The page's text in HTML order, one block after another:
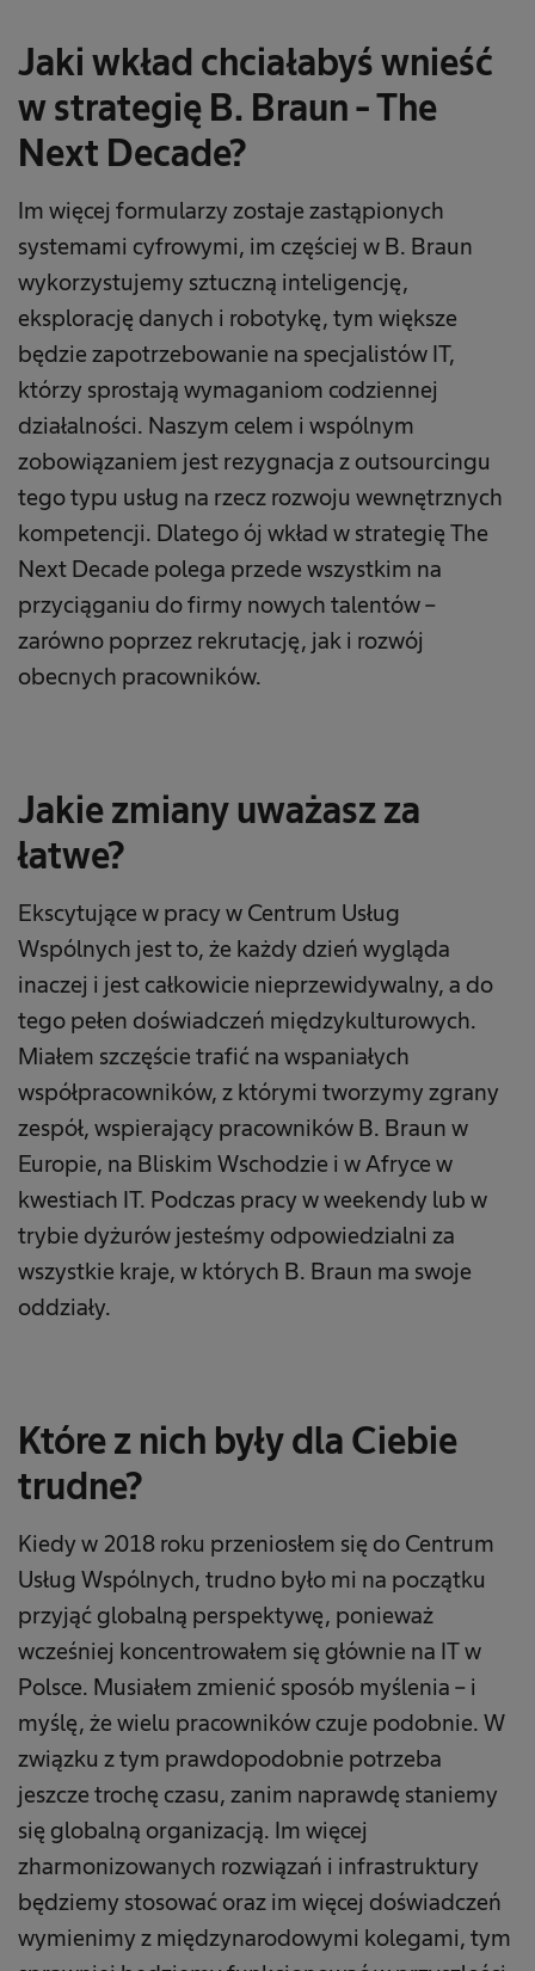
Jaki wkład chciałabyś wnieść
w strategię B. Braun - The
Next Decade?
Im więcej formularzy zostaje zastąpionych
systemami cyfrowymi, im częściej w B. Braun
wykorzystujemy sztuczną inteligencję,
eksplorację danych i robotykę, tym większe
będzie zapotrzebowanie na specjalistów IT,
którzy sprostają wymaganiom codziennej
działalności. Naszym celem i wspólnym
zobowiązaniem jest rezygnacja z outsourcingu
tego typu usług na rzecz rozwoju wewnętrznych
kompetencji. Dlatego ój wkład w strategię The
Next Decade polega przede wszystkim na
przyciąganiu do firmy nowych talentów –
zarówno poprzez rekrutację, jak i rozwój
obecnych pracowników.
Jakie zmiany uważasz za
łatwe?
Ekscytujące w pracy w Centrum Usług
Wspólnych jest to, że każdy dzień wygląda
inaczej i jest całkowicie nieprzewidywalny, a do
tego pełen doświadczeń międzykulturowych.
Miałem szczęście trafić na wspaniałych
współpracowników, z którymi tworzymy zgrany
zespół, wspierający pracowników B. Braun w
Europie, na Bliskim Wschodzie i w Afryce w
kwestiach IT. Podczas pracy w weekendy lub w
trybie dyżurów jesteśmy odpowiedzialni za
wszystkie kraje, w których B. Braun ma swoje
oddziały.
Które z nich były dla Ciebie
trudne?
Kiedy w 2018 roku przeniosłem się do Centrum
Usług Wspólnych, trudno było mi na początku
przyjąć globalną perspektywę, ponieważ
wcześniej koncentrowałem się głównie na IT w
Polsce. Musiałem zmienić sposób myślenia – i
myślę, że wielu pracowników czuje podobnie. W
związku z tym prawdopodobnie potrzeba
jeszcze trochę czasu, zanim naprawdę staniemy
się globalną organizacją. Im więcej
zharmonizowanych rozwiązań i infrastruktury
będziemy stosować oraz im więcej doświadczeń
wymienimy z międzynarodowymi kolegami, tym